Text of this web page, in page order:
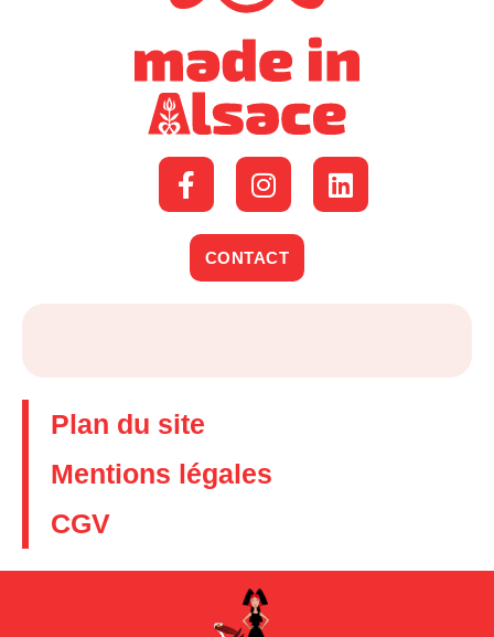
CONTACT
Plan du site
Mentions légales
CGV